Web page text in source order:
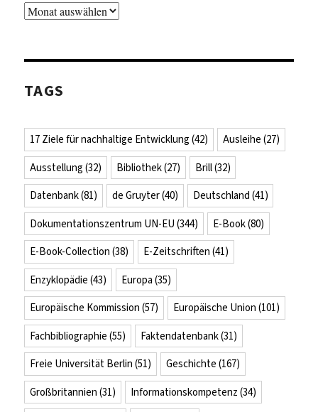
Archiv
TAGS
17 Ziele für nachhaltige Entwicklung (42) Ausleihe (27)
Ausstellung (32) Bibliothek(27) Brill(32)
Datenbank(81) de Gruyter(40) Deutschland (41)
Dokumentationszentrum UN-EU (344) E-Book(80)
E-Book-Collection (38) E-Zeitschriften (41)
Enzyklopädie (43) Europa (35)
Europäische Kommission (57) Europäische Union (101)
Fachbibliographie (55) Faktendatenbank(31)
Freie Universität Berlin (51) Geschichte (167)
Großbritannien (31) Informationskompetenz (34)